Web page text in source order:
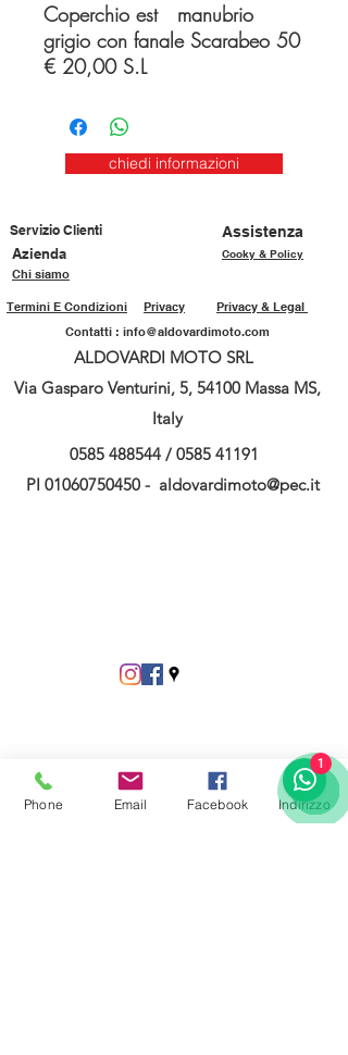
Coperchio est manubrio
grigio con fanale Scarabeo 50
€ 20,00 S.L
chiedi informazioni
Servizio Clienti
Assistenza
Azienda
Cooky & Policy
Chi siamo
Privacy & Legal
Privacy
Termini E Condizioni
Contatti : info@aldovardimoto.com
ALDOVARDI MOTO SRL
Via Gasparo Venturini, 5, 54100 Massa MS,
Italy
0585 488544 / 0585 41191
PI 01060750450 - aldovardimoto@pec.it
Phone Email Facebook Indirizzo
1